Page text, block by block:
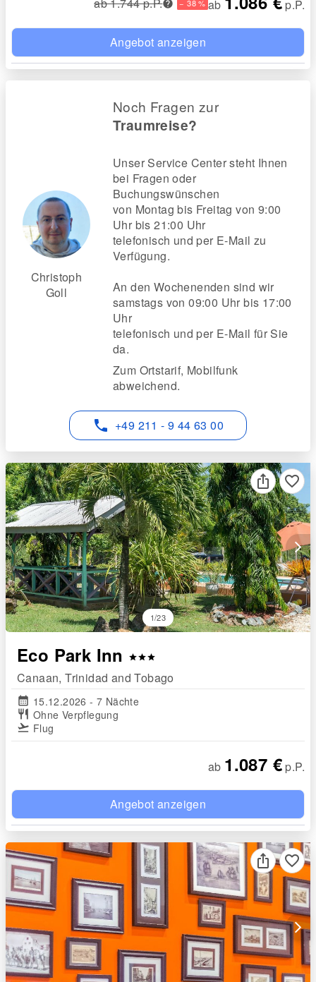
− 38 % ab p.P.
Angebot anzeigen
Christoph
Goll
Noch Fragen zur
Traumreise?
Unser Service Center steht Ihnen
bei Fragen oder
Buchungswünschen
von Montag bis Freitag von 9:00
Uhr bis 21:00 Uhr
telefonisch und per E-Mail zu
Verfügung.
An den Wochenenden sind wir
samstags von 09:00 Uhr bis 17:00
Uhr
telefonisch und per E-Mail für Sie
da.
Zum Ortstarif, Mobilfunk
abweichend.
phone +49 211 - 9 44 63 00
arrow_forward_ios
1/23
favorite_border
Eco Park Inn starstarstar
Canaan, Trinidad and Tobago
calendar_month 15.12.2026 - 7 Nächte
restaurant Ohne Verpflegung
flight_takeoff Flug
ab 1.087 € p.P.
Angebot anzeigen
arrow_forward_ios
favorite_border